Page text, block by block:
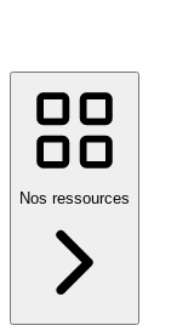
Nos ressources